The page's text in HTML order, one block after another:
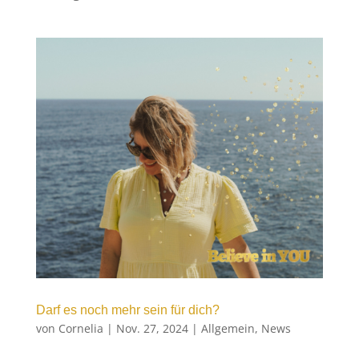
Darf es noch mehr sein für dich?
von Cornelia | Nov. 27, 2024| Allgemein, News